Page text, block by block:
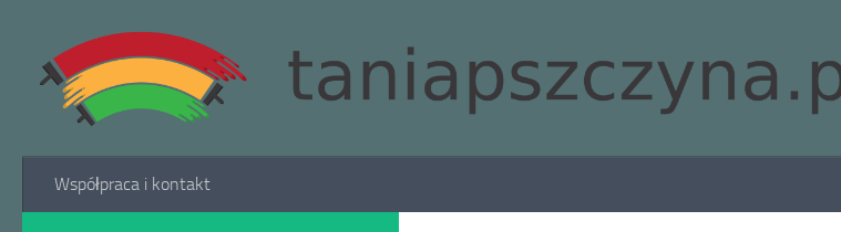
Skip to content
Współpraca i kontakt